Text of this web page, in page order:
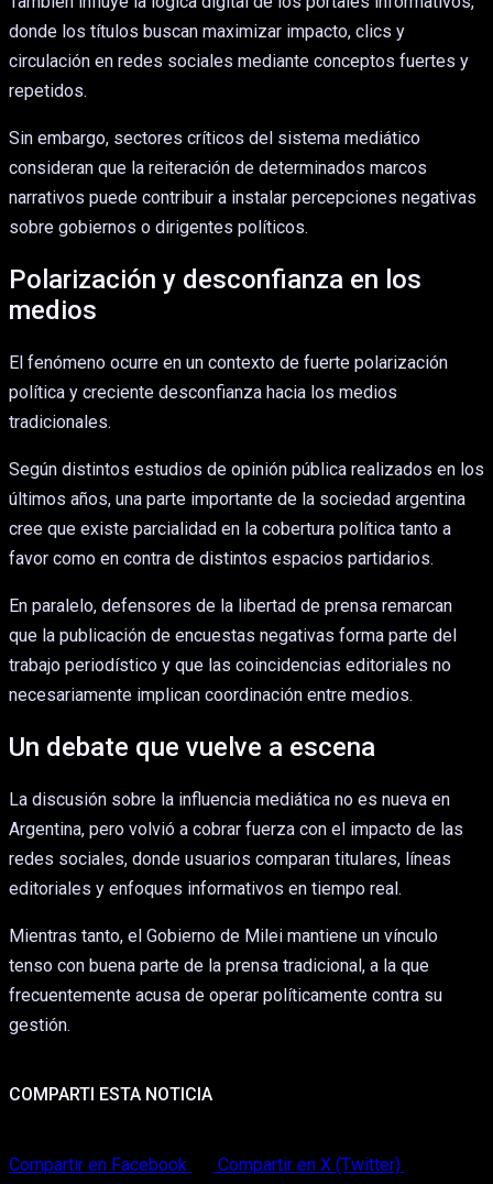
donde los títulos buscan maximizar impacto, clics y
circulación en redes sociales mediante conceptos fuertes y
repetidos.
Sin embargo, sectores críticos del sistema mediático
consideran que la reiteración de determinados marcos
narrativos puede contribuir a instalar percepciones negativas
sobre gobiernos o dirigentes políticos.
Polarización y desconfianza en los
medios
El fenómeno ocurre en un contexto de fuerte polarización
política y creciente desconfianza hacia los medios
tradicionales.
Según distintos estudios de opinión pública realizados en los
últimos años, una parte importante de la sociedad argentina
cree que existe parcialidad en la cobertura política tanto a
favor como en contra de distintos espacios partidarios.
En paralelo, defensores de la libertad de prensa remarcan
que la publicación de encuestas negativas forma parte del
trabajo periodístico y que las coincidencias editoriales no
necesariamente implican coordinación entre medios.
Un debate que vuelve a escena
La discusión sobre la influencia mediática no es nueva en
Argentina, pero volvió a cobrar fuerza con el impacto de las
redes sociales, donde usuarios comparan titulares, líneas
editoriales y enfoques informativos en tiempo real.
Mientras tanto, el Gobierno de Milei mantiene un vínculo
tenso con buena parte de la prensa tradicional, a la que
frecuentemente acusa de operar políticamente contra su
gestión.
COMPARTI ESTA NOTICIA
Compartir en Facebook
Compartir en X (Twitter)